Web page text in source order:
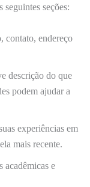
seções:
contato, endereço
descrição do que
podem ajudar a
experiências em
mais recente.
acadêmicas e